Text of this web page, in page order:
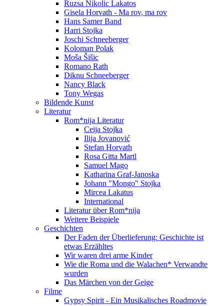
Ruzsa Nikolic Lakatos
Gisela Horvath - Ma rov, ma rov
Hans Samer Band
Harri Stojka
Joschi Schneeberger
Koloman Polak
Moša Šišic
Romano Rath
Diknu Schneeberger
Nancy Black
Tony Wegas
Bildende Kunst
Literatur
Rom*nija Literatur
Ceija Stojka
Ilija Jovanović
Stefan Horvath
Rosa Gitta Martl
Samuel Mago
Katharina Graf-Janoska
Johann "Mongo" Stojka
Mircea Lakatus
International
Literatur über Rom*nija
Weitere Beispiele
Geschichten
Der Faden der Überlieferung: Geschichte ist
etwas Erzähltes
Wir waren drei arme Kinder
Wie die Roma und die Walachen* Verwandte
wurden
Das Märchen von der Geige
Filme
Gypsy Spirit - Ein Musikalisches Roadmovie